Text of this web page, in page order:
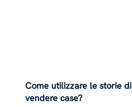
Come utilizzare le storie
vendere case?